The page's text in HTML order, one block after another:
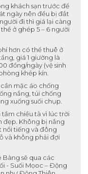
khách sạn trước để
ngày nên đều bị đắt
đi thì giá lại càng
ở ghép 5 – 6 người
hơn có thể thuê ở
giá 1 giường là
đồng/ngày (vệ sinh
khép kín.
mặc áo chống
nắng, túi chống
xuống suối chụp.
chiều tà vì lúc trời
đẹp. Không bị nắng
nổi tiếng và đông
và không phải đợi
Bàng sẽ qua các
- Suối Mọoc – Động